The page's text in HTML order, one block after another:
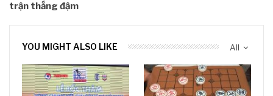
trận thắng đậm
All
YOU MIGHT ALSO LIKE